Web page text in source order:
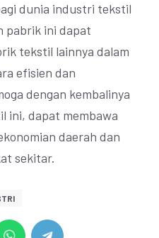
dunia industri tekstil
pabrik ini dapat
tekstil lainnya dalam
efisien dan
dengan kembalinya
ini, dapat membawa
daerah dan
sekitar.